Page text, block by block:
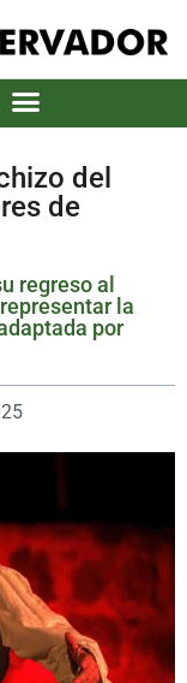
del
de
regreso al
la
por